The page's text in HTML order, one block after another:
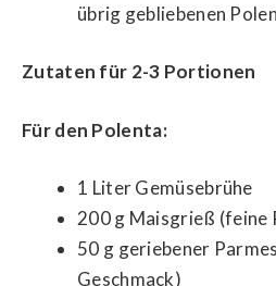
übrig gebliebenen
Zutaten für 2-3 Portionen
Für den Polenta:
1 Liter Gemüsebrühe
200 g Maisgrieß (feine
50 g geriebener
Geschmack)